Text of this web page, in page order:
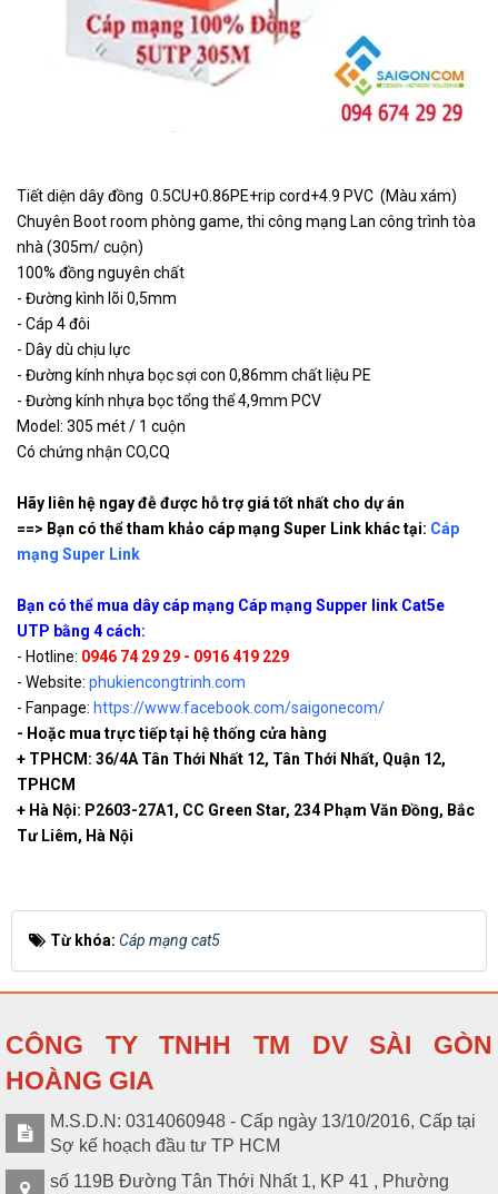
Tiết diện dây đồng 0.5CU+0.86PE+rip cord+4.9 PVC (Màu xám)
Chuyên Boot room phòng game, thi công mạng Lan công trình tòa
nhà (305m/ cuộn)
100% đồng nguyên chất
- Đường kình lõi 0,5mm
- Cáp 4 đôi
- Dây dù chịu lực
- Đường kính nhựa bọc sợi con 0,86mm chất liệu PE
- Đường kính nhựa bọc tổng thể 4,9mm PCV
Model: 305 mét / 1 cuộn
Có chứng nhận CO,CQ
Hãy liên hệ ngay đễ được hỗ trợ giá tốt nhất cho dự án
==> Bạn có thể tham khảo cáp mạng Super Link khác tại: Cáp
mạng Super Link
Bạn có thể mua dây cáp mạng Cáp mạng Supper link Cat5e
UTP bằng 4 cách:
- Hotline: 0946 74 29 29 - 0916 419 229
- Website: phukiencongtrinh.com
- Fanpage: https://www.facebook.com/saigonecom/
- Hoặc mua trực tiếp tại hệ thống cửa hàng
+ TPHCM: 36/4A Tân Thới Nhất 12, Tân Thới Nhất, Quận 12,
TPHCM
+ Hà Nội: P2603-27A1, CC Green Star, 234 Phạm Văn Đồng, Bắc
Tư Liêm, Hà Nội
Từ khóa: Cáp mạng cat5
CÔNG TY TNHH TM DV SÀI GÒN
HOÀNG GIA
M.S.D.N: 0314060948 - Cấp ngày 13/10/2016, Cấp tại
Sợ kế hoạch đầu tư TP HCM
số 119B Đường Tân Thới Nhất 1, KP 41 , Phường